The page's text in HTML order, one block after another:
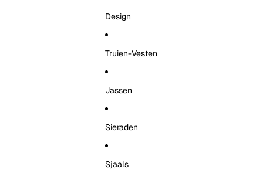
Design
Truien-Vesten
Jassen
Sieraden
Sjaals